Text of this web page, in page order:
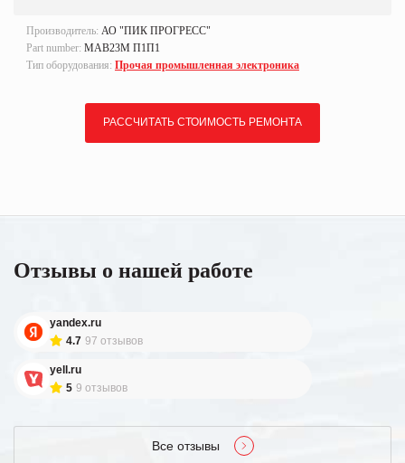
Производитель: АО "ПИК ПРОГРЕСС"
Part number: МАВ23М П1П1
Тип оборудования: Прочая промышленная электроника
РАССЧИТАТЬ СТОИМОСТЬ РЕМОНТА
Отзывы о нашей работе
yandex.ru
4.7 97 отзывов
yell.ru
5 9 отзывов
Все отзывы